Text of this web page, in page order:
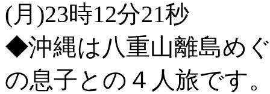
(月)23時12分21秒
◆沖縄は八重山離島め
の息子との４人旅です